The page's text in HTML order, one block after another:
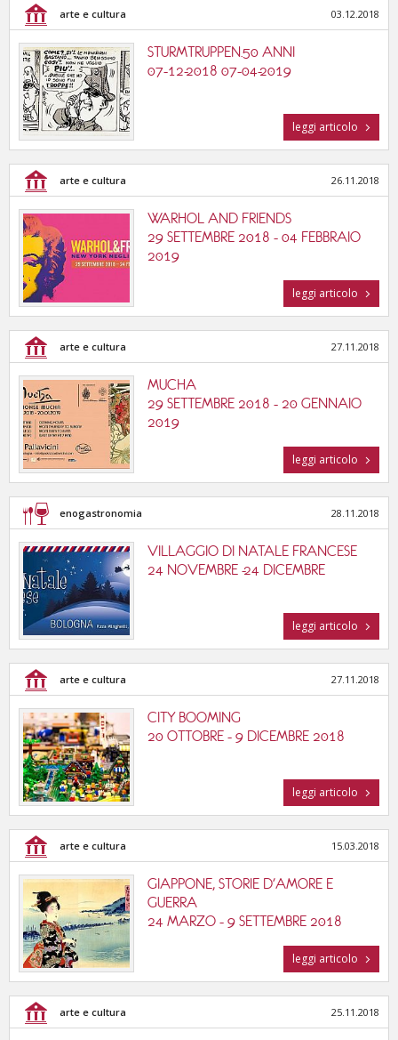
arte e cultura 03.12.2018
STURMTRUPPEN.50 ANNI
07-12-2018 07-04-2019
leggi articolo
arte e cultura 26.11.2018
WARHOL AND FRIENDS
29 SETTEMBRE 2018 - 04 FEBBRAIO
2019
leggi articolo
arte e cultura 27.11.2018
MUCHA
29 SETTEMBRE 2018 - 20 GENNAIO
2019
leggi articolo
enogastronomia 28.11.2018
VILLAGGIO DI NATALE FRANCESE
24 NOVEMBRE -24 DICEMBRE
leggi articolo
arte e cultura 27.11.2018
CITY BOOMING
20 OTTOBRE - 9 DICEMBRE 2018
leggi articolo
arte e cultura 15.03.2018
GIAPPONE, STORIE D'AMORE E
GUERRA
24 MARZO - 9 SETTEMBRE 2018
leggi articolo
arte e cultura 25.11.2018